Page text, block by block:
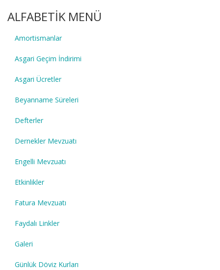
ALFABETİK MENÜ
Amortismanlar
Asgari Geçim İndirimi
Asgari Ücretler
Beyanname Süreleri
Defterler
Dernekler Mevzuatı
Engelli Mevzuatı
Etkinlikler
Fatura Mevzuatı
Faydalı Linkler
Galeri
Günlük Döviz Kurları